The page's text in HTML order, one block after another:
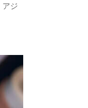
ジ